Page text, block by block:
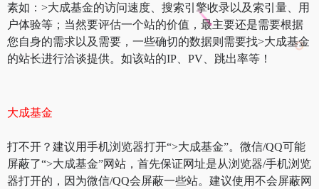
素如：>大成基金的访问速度、搜索引擎收录以及索引量、用
户体验等；当然要评估一个站的价值，最主要还是需要根据
您自身的需求以及需要，一些确切的数据则需要找>大成基金
的站长进行洽谈提供。如该站的IP、PV、跳出率等！
大成基金
打不开？建议用手机浏览器打开“>大成基金”。微信/QQ可能
屏蔽了“>大成基金”网站，首先保证网址是从浏览器/手机浏览
器打开的，因为微信/QQ会屏蔽一些站。建议使用不会屏蔽网